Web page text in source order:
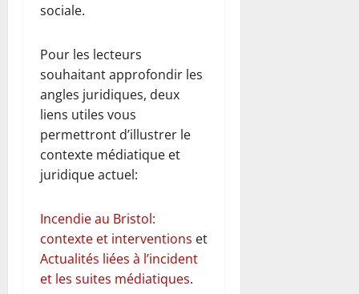
sociale.
Pour les lecteurs
souhaitant approfondir les
angles juridiques, deux
liens utiles vous
permettront d’illustrer le
contexte médiatique et
juridique actuel:
Incendie au Bristol:
contexte et interventions et
Actualités liées à l’incident
et les suites médiatiques.